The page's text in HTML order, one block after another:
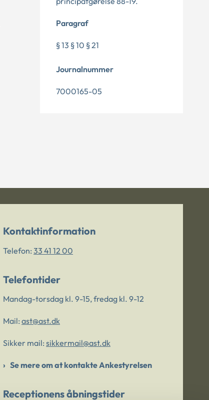
Paragraf
§ 13 § 10 § 21
Journalnummer
7000165-05
Kontaktinformation
Telefon: 33 41 12 00
Telefontider
Mandag-torsdag kl. 9-15, fredag kl. 9-12
Mail: ast@ast.dk
Sikker mail: sikkermail@ast.dk
Se mere om at kontakte Ankestyrelsen
Receptionens åbningstider